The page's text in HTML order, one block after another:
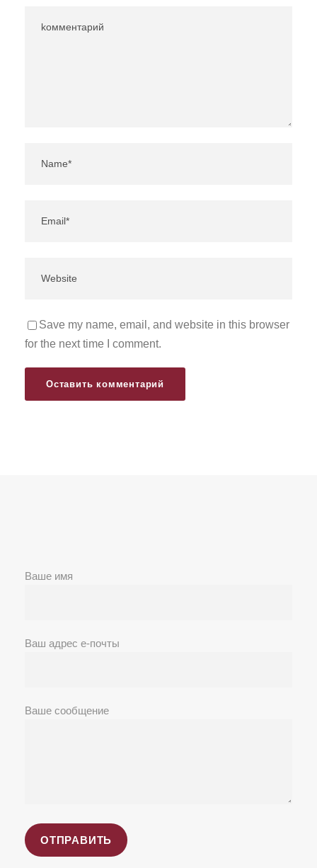
Save my name, email, and website in this browser
for the next time I comment.
Ваше имя
Ваш адрес е-почты
Ваше сообщение